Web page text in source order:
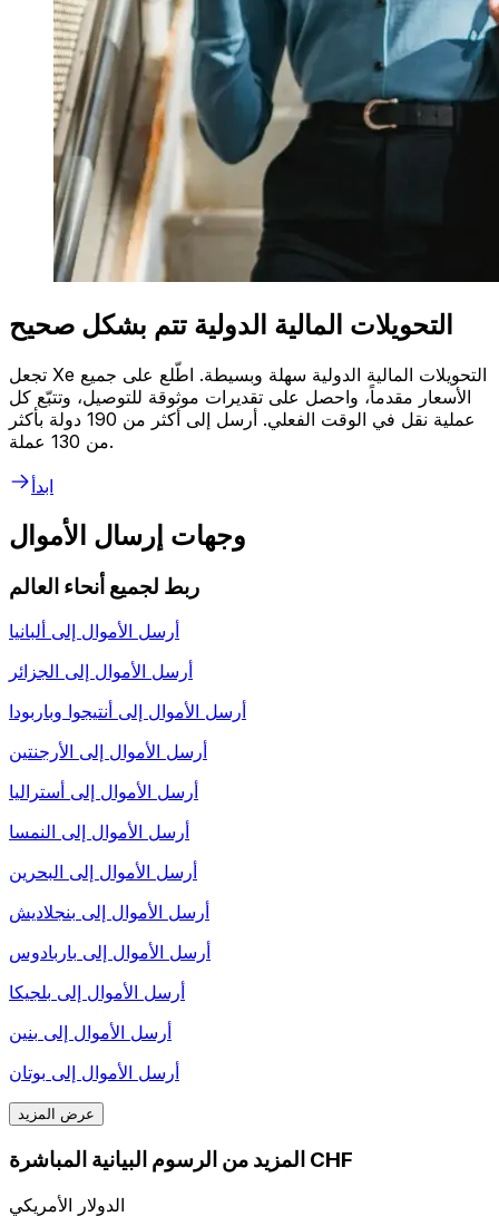
التحويلات المالية الدولية تتم بشكل صحيح
تجعل Xe التحويلات المالية الدولية سهلة وبسيطة. اطّلع على جميع
الأسعار مقدماً، واحصل على تقديرات موثوقة للتوصيل، وتتبّع كل
عملية نقل في الوقت الفعلي. أرسل إلى أكثر من 190 دولة بأكثر
من 130 عملة.
ابدأ
وجهات إرسال الأموال
ربط لجميع أنحاء العالم
أرسل الأموال إلى ألبانيا
أرسل الأموال إلى الجزائر
أرسل الأموال إلى أنتيجوا وباربودا
أرسل الأموال إلى الأرجنتين
أرسل الأموال إلى أستراليا
أرسل الأموال إلى النمسا
أرسل الأموال إلى البحرين
أرسل الأموال إلى بنجلاديش
أرسل الأموال إلى باربادوس
أرسل الأموال إلى بلجيكا
أرسل الأموال إلى بنين
أرسل الأموال إلى بوتان
عرض المزيد
المزيد من الرسوم البيانية المباشرة CHF
الدولار الأمريكي